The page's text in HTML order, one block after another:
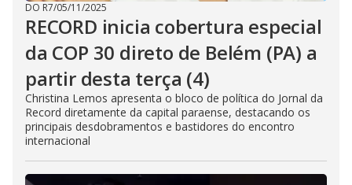
DO R7/05/11/2025
RECORD inicia cobertura especial
da COP 30 direto de Belém (PA) a
partir desta terça (4)
Christina Lemos apresenta o bloco de política do Jornal da
Record diretamente da capital paraense, destacando os
principais desdobramentos e bastidores do encontro
internacional